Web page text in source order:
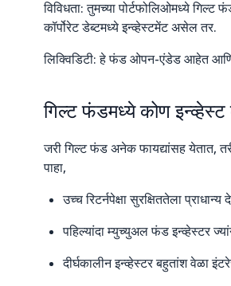
विविधता: तुमच्या पोर्टफोलिओमध्ये गिल्ट
कॉर्पोरेट डेब्टमध्ये इन्व्हेस्टमेंट असेल तर.
लिक्विडिटी: हे फंड ओपन-एंडेड आहेत
गिल्ट फंडमध्ये कोण इन्व्हेस्ट
जरी गिल्ट फंड अनेक फायद्यांसह येतात,
पाहा,
उच्च रिटर्नपेक्षा सुरक्षिततेला
पहिल्यांदा म्युच्युअल फंड इन्व्हेस्टर
दीर्घकालीन इन्व्हेस्टर बहुतांश वेळा